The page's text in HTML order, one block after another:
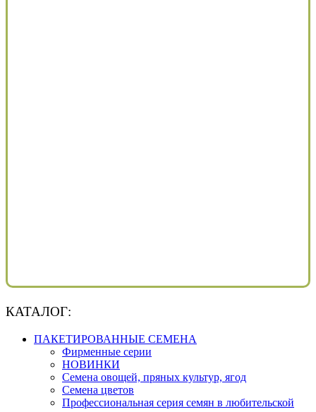
КАТАЛОГ:
ПАКЕТИРОВАННЫЕ СЕМЕНА
Фирменные серии
НОВИНКИ
Семена овощей, пряных культур, ягод
Семена цветов
Профессиональная серия семян в любительской